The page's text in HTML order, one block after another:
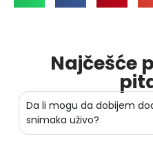
Najčešće
Da li mogu da dobijem
snimaka uživo?